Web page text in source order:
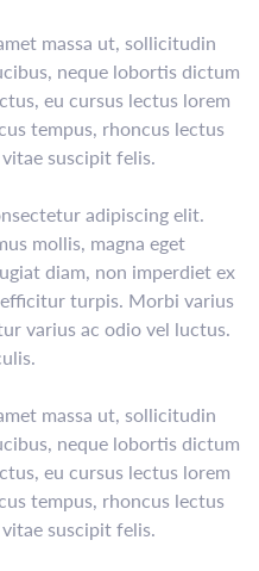
massa ut, sollicitudin
neque lobortis dictum
eu cursus lectus lorem
tempus, rhoncus lectus
suscipit felis.
adipiscing elit.
mollis, magna eget
diam, non imperdiet ex
turpis. Morbi varius
varius ac odio vel luctus.
massa ut, sollicitudin
neque lobortis dictum
eu cursus lectus lorem
tempus, rhoncus lectus
suscipit felis.